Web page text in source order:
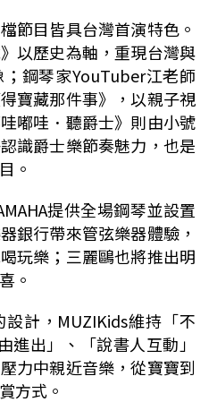
節目皆具台灣首演特色。
以歷史為軸，重現台灣與
鋼琴家YouTuber江老師
寶藏那件事》，以親子視
嘟哇．聽爵士》則由小號
識爵士樂節奏魅力，也是
。
提供全場鋼琴並設置
銀行帶來管弦樂器體驗，
玩樂；三麗鷗也將推出明
。
計，MUZIKids維持「不
進出」、「說書人互動」
力中親近音樂，從寶寶到
方式。